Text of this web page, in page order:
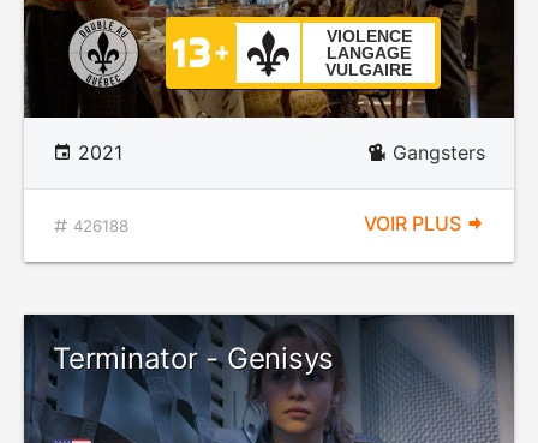
VIOLENCE
LANGAGE
VULGAIRE
2021 Gangsters
426188 VOIR PLUS
Terminator - Genisys